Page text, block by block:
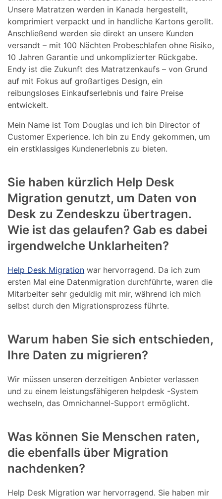
Unsere Matratzen werden in Kanada hergestellt,
komprimiert verpackt und in handliche Kartons gerollt.
Anschließend werden sie direkt an unsere Kunden
versandt – mit 100 Nächten Probeschlafen ohne Risiko,
10 Jahren Garantie und unkomplizierter Rückgabe.
Endy ist die Zukunft des Matratzenkaufs – von Grund
auf mit Fokus auf großartiges Design, ein
reibungsloses Einkaufserlebnis und faire Preise
entwickelt.
Mein Name ist Tom Douglas und ich bin Director of
Customer Experience. Ich bin zu Endy gekommen, um
ein erstklassiges Kundenerlebnis zu bieten.
Sie haben kürzlich Help Desk
Migration genutzt, um Daten von
Desk zu Zendeskzu übertragen.
Wie ist das gelaufen? Gab es dabei
irgendwelche Unklarheiten?
Help Desk Migration war hervorragend. Da ich zum
ersten Mal eine Datenmigration durchführte, waren die
Mitarbeiter sehr geduldig mit mir, während ich mich
selbst durch den Migrationsprozess führte.
Warum haben Sie sich entschieden,
Ihre Daten zu migrieren?
Wir müssen unseren derzeitigen Anbieter verlassen
und zu einem leistungsfähigeren helpdesk -System
wechseln, das Omnichannel-Support ermöglicht.
Was können Sie Menschen raten,
die ebenfalls über Migration
nachdenken?
Help Desk Migration war hervorragend. Sie haben mir